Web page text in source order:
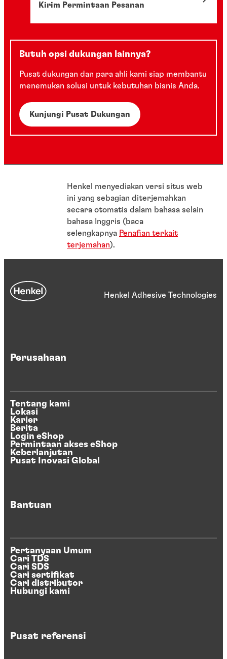
Kirim Permintaan Pesanan
Butuh opsi dukungan lainnya?
Pusat dukungan dan para ahli kami siap membantu
menemukan solusi untuk kebutuhan bisnis Anda.
Kunjungi Pusat Dukungan
Henkel menyediakan versi situs web
ini yang sebagian diterjemahkan
secara otomatis dalam bahasa selain
bahasa Inggris (baca
selengkapnya Penafian terkait
terjemahan).
Henkel Adhesive Technologies
Perusahaan
Tentang kami
Lokasi
Karier
Berita
Login eShop
Permintaan akses eShop
Keberlanjutan
Pusat Inovasi Global
Bantuan
Pertanyaan Umum
Cari TDS
Cari SDS
Cari sertifikat
Cari distributor
Hubungi kami
Pusat referensi